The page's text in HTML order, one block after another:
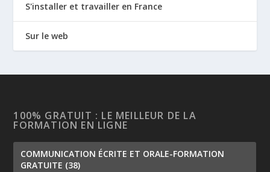
S'installer et travailler en France
Sur le web
100% GRATUIT : LE MEILLEUR DE LA
FORMATION EN LIGNE
COMMUNICATION ÉCRITE ET ORALE-FORMATION
GRATUITE (38)